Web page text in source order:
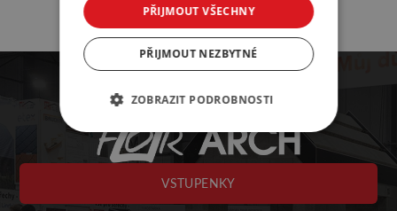
VSTUPENKY
PŘIJMOUT VŠECHNY
PŘIJMOUT NEZBYTNÉ
ZOBRAZIT PODROBNOSTI